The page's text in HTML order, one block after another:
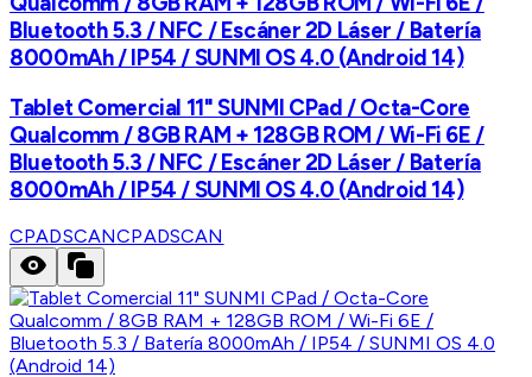
Bluetooth 5.3 / NFC / Escáner 2D Láser / Batería
8000mAh / IP54 / SUNMI OS 4.0 (Android 14)
Tablet Comercial 11" SUNMI CPad / Octa-Core
Qualcomm / 8GB RAM + 128GB ROM / Wi-Fi 6E /
Bluetooth 5.3 / NFC / Escáner 2D Láser / Batería
8000mAh / IP54 / SUNMI OS 4.0 (Android 14)
CPADSCANCPADSCAN